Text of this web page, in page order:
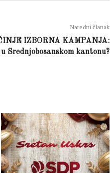
Naredni članak
IZBORNA KAMPANJA:
Srednjobosanskom kantonu?